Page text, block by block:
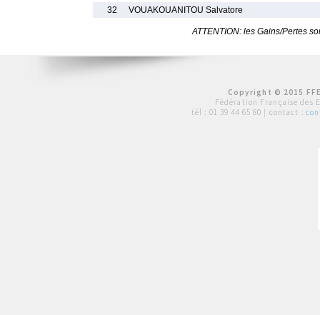
32
VOUAKOUANITOU Salvatore
ATTENTION: les Gains/Pertes
Copyright © 2015
Fédération Française des
tél : 01 39 44 65 80 | contact :